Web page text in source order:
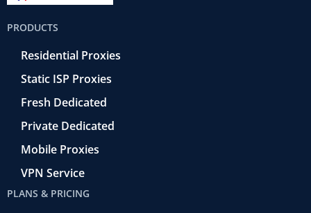
b
o
o
k
t r
e
t
r
o
PRODUCTS
Residential Proxies
Static ISP Proxies
Fresh Dedicated
Private Dedicated
Mobile Proxies
VPN Service
PLANS & PRICING